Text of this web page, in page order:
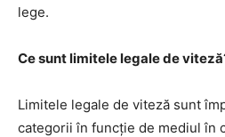
lege.
Ce sunt limitele legale de
Limitele legale de viteză sunt
categorii în funcție de mediul în